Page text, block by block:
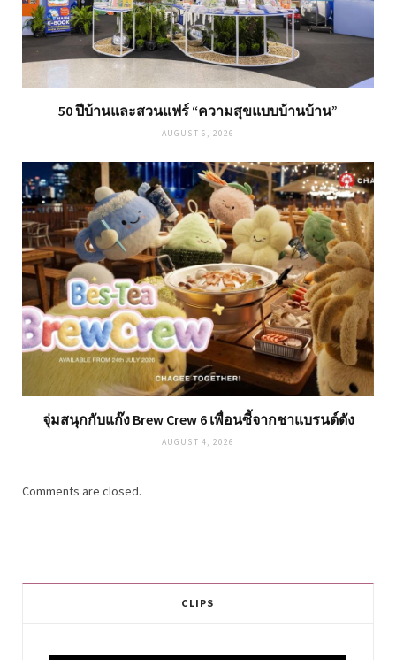
50 ปีบ้านและสวนแฟร์ “ความสุขแบบบ้านบ้าน”
AUGUST 6, 2026
จุ่มสนุกกับแก๊ง Brew Crew 6 เพื่อนซี้จากชาแบรนด์ดัง
AUGUST 4, 2026
Comments are closed.
CLIPS